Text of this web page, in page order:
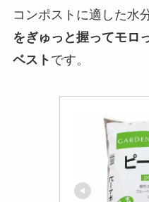
コンポストに適した水
をぎゅっと握ってモロ
ベスト です。